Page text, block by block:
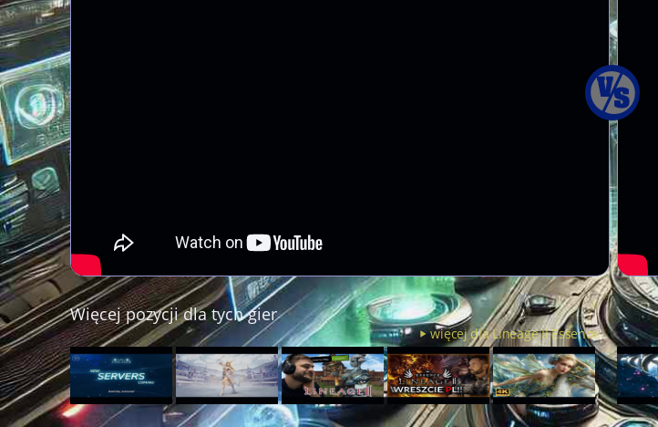
Więcej pozycji dla tych gier
więcej dla Lineage II Essence